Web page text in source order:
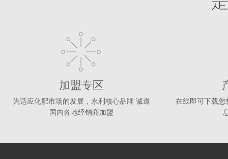
加盟专区
为适应化肥市场的发展，永利核心品牌 诚邀
国内各地经销商加盟
在线即可下载您